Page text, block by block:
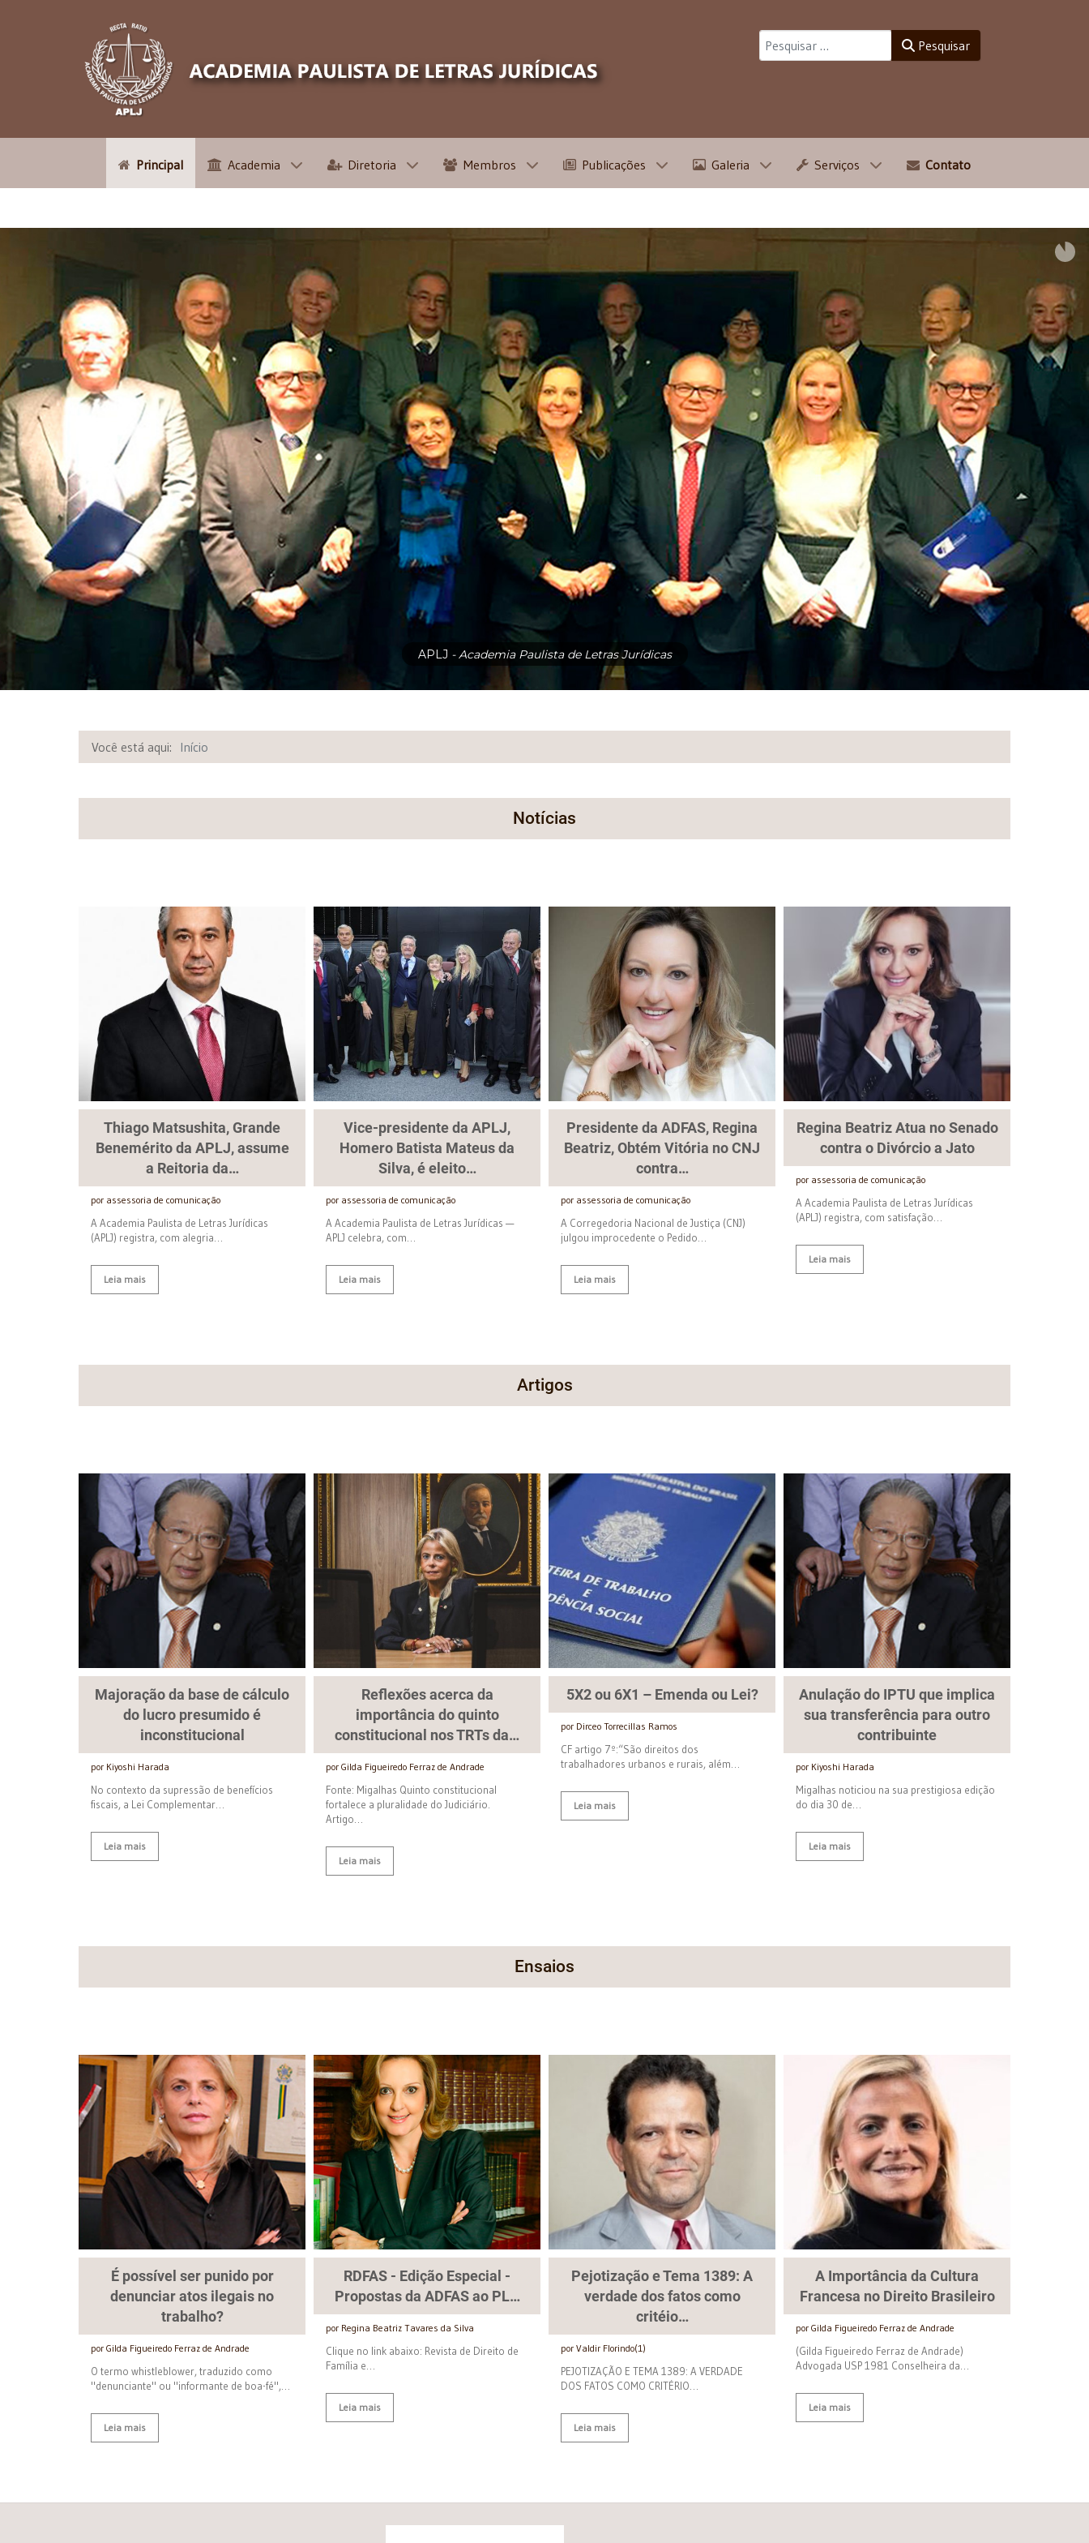
Pesquisar
Principal Academia Diretoria Membros Publicações Galeria Serviços Contato
APLJ - Academia Paulista de Letras Jurídicas
Você está aqui: Início
Notícias
Thiago Matsushita, Grande
Benemérito da APLJ, assume
a Reitoria da…
por assessoria de comunicação
A Academia Paulista de Letras Jurídicas
(APLJ) registra, com alegria…
Leia mais
Vice-presidente da APLJ,
Homero Batista Mateus da
Silva, é eleito…
por assessoria de comunicação
A Academia Paulista de Letras Jurídicas —
APLJ celebra, com…
Leia mais
Presidente da ADFAS, Regina
Beatriz, Obtém Vitória no CNJ
contra…
por assessoria de comunicação
A Corregedoria Nacional de Justiça (CNJ)
julgou improcedente o Pedido…
Leia mais
Regina Beatriz Atua no Senado
contra o Divórcio a Jato
por assessoria de comunicação
A Academia Paulista de Letras Jurídicas
(APLJ) registra, com satisfação…
Leia mais
Artigos
Majoração da base de cálculo
do lucro presumido é
inconstitucional
por Kiyoshi Harada
No contexto da supressão de benefícios
fiscais, a Lei Complementar…
Leia mais
Reflexões acerca da
importância do quinto
constitucional nos TRTs da…
por Gilda Figueiredo Ferraz de Andrade
Fonte: Migalhas Quinto constitucional
fortalece a pluralidade do Judiciário.
Artigo…
Leia mais
5X2 ou 6X1 – Emenda ou Lei?
por Dirceo Torrecillas Ramos
CF artigo 7º:“São direitos dos
trabalhadores urbanos e rurais, além…
Leia mais
Anulação do IPTU que implica
sua transferência para outro
contribuinte
por Kiyoshi Harada
Migalhas noticiou na sua prestigiosa edição
do dia 30 de…
Leia mais
Ensaios
É possível ser punido por
denunciar atos ilegais no
trabalho?
por Gilda Figueiredo Ferraz de Andrade
O termo whistleblower, traduzido como
"denunciante" ou "informante de boa-fé",…
Leia mais
RDFAS - Edição Especial -
Propostas da ADFAS ao PL…
por Regina Beatriz Tavares da Silva
Clique no link abaixo: Revista de Direito de
Família e…
Leia mais
Pejotização e Tema 1389: A
verdade dos fatos como
critéio…
por Valdir Florindo(1)
PEJOTIZAÇÃO E TEMA 1389: A VERDADE
DOS FATOS COMO CRITÉRIO…
Leia mais
A Importância da Cultura
Francesa no Direito Brasileiro
por Gilda Figueiredo Ferraz de Andrade
(Gilda Figueiredo Ferraz de Andrade)
Advogada USP 1981 Conselheira da…
Leia mais